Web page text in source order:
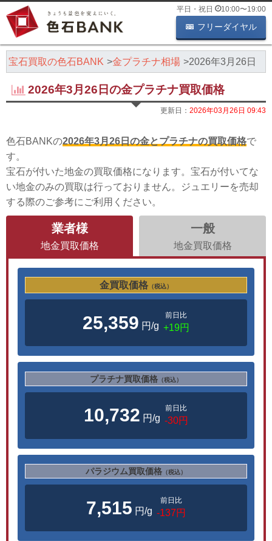
平日・祝日 10:00〜19:00
フリーダイヤル
宝石買取の色石BANK 金プラチナ相場 2026年3月26日
2026年3月26日の金プラチナ買取価格
更新日： 2026年03月26日 09:43
色石BANKの2026年3月26日の金とプラチナの買取価格で
す。
宝石が付いた地金の買取価格になります。宝石が付いてな
い地金のみの買取は行っておりません。ジュエリーを売却
する際のご参考にご利用ください。
業者様
地金買取価格
一般
地金買取価格
金買取価格 （税込）
25,359 円/g
前日比
+19円
プラチナ買取価格 （税込）
10,732 円/g
前日比
-30円
パラジウム買取価格 （税込）
7,515 円/g
前日比
-137円